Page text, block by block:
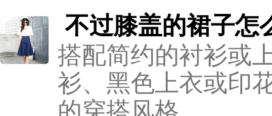
不过膝盖的裙子怎
搭配简约的衬衫或
衫、黑色上衣或印